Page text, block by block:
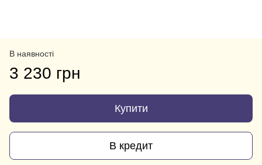
В наявності
3 230 грн
Купити
В кредит